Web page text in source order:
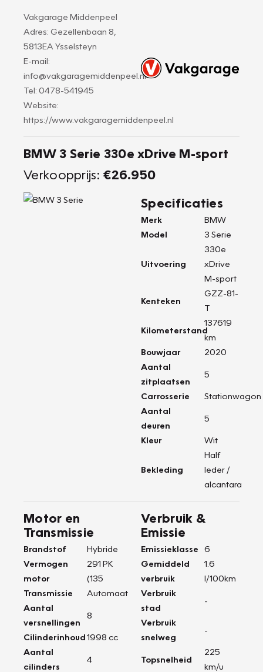
Vakgarage Middenpeel
Adres: Gezellenbaan 8,
5813EA Ysselsteyn
E-mail:
info@vakgaragemiddenpeel.nl
Tel: 0478-541945
Website:
https://www.vakgaragemiddenpeel.nl
BMW 3 Serie 330e xDrive M-sport
Verkoopprijs: €26.950
Specificaties
Merk
BMW
Model
3 Serie
Uitvoering
330e
xDrive
M-sport
Kenteken
GZZ-81-
T
Kilometerstand
137619
km
Bouwjaar
2020
Aantal
zitplaatsen
5
Carrosserie
Stationwagon
Aantal
deuren
5
Kleur Wit
Bekleding
Half
leder /
alcantara
Motor en
Transmissie
Brandstof
Hybride
Vermogen
motor
291 PK
(135
Transmissie
Automaat
Aantal
versnellingen
8
Cilinderinhoud1998 cc
Aantal
cilinders
4
Verbruik &
Emissie
Emissieklasse
6
Gemiddeld
verbruik
1.6
l/100km
Verbruik
stad
-
Verbruik
snelweg
-
Topsnelheid
225
km/u